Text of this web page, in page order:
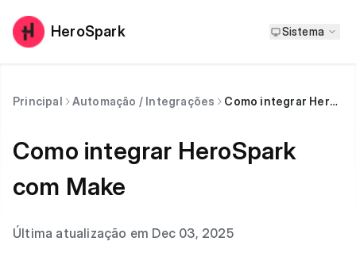
HeroSpark Sistema
Principal Automação / Integrações Como integrar HeroSpark com Make
Como integrar HeroSpark
com Make
Última atualização em Dec 03, 2025